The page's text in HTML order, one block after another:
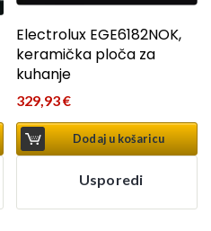
Electrolux EGE6182NOK,
keramička ploča za
kuhanje
329,93€
Dodaj u košaricu
Usporedi